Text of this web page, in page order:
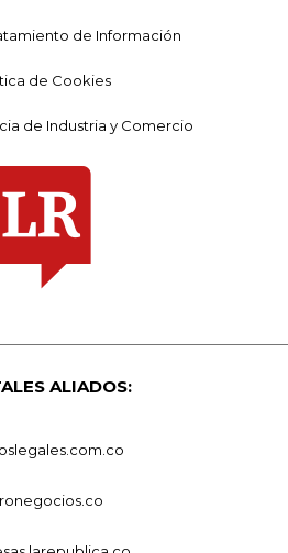
de Información
de Cookies
de Industria y Comercio
ALIADOS: